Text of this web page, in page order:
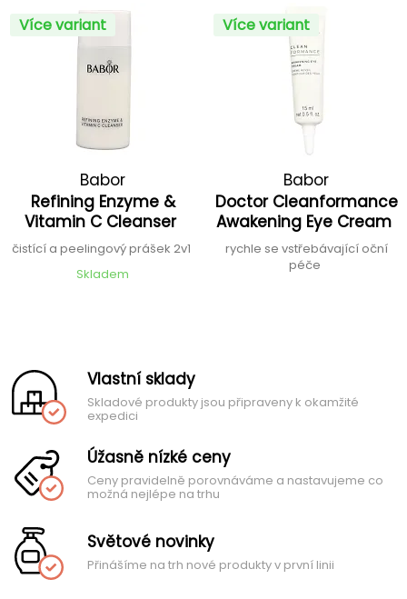
Více variant
Babor
Refining Enzyme &
Vitamin C Cleanser
čistící a peelingový prášek 2v1
Skladem
Více variant
Babor
Doctor Cleanformance
Awakening Eye Cream
rychle se vstřebávající oční
péče
Vlastní sklady
Skladové produkty jsou připraveny k okamžité
expedici
Úžasně nízké ceny
Ceny pravidelně porovnáváme a nastavujeme co
možná nejlépe na trhu
Světové novinky
Přinášíme na trh nové produkty v první linii